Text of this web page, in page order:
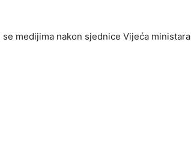
medijima nakon sjednice Vijeća ministara